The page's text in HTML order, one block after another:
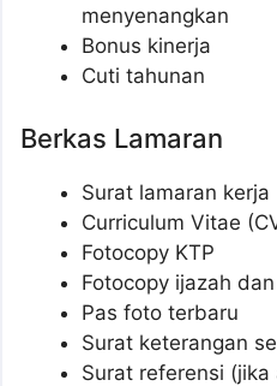
menyenangkan
Bonus kinerja
Cuti tahunan
Berkas Lamaran
Surat lamaran kerja
Curriculum Vitae
Fotocopy KTP
Fotocopy ijazah
Pas foto terbaru
Surat keterangan
Surat referensi (jika